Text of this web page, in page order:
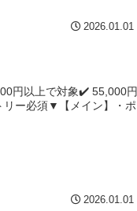
2026.01.01
円以上で対象✔️ 55,000円
ー必須▼【メイン】・ポ
2026.01.01